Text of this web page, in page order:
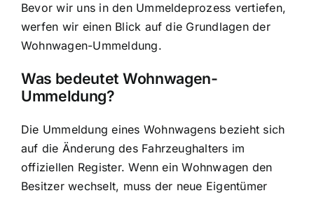
Bevor wir uns in den Ummeldeprozess vertiefen,
werfen wir einen Blick auf die Grundlagen der
Wohnwagen-Ummeldung.
Was bedeutet Wohnwagen-
Ummeldung?
Die Ummeldung eines Wohnwagens bezieht sich
auf die Änderung des Fahrzeughalters im
offiziellen Register. Wenn ein Wohnwagen den
Besitzer wechselt, muss der neue Eigentümer